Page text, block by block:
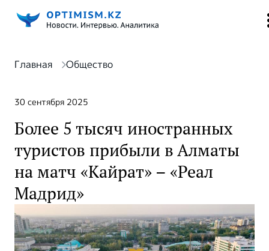
Главная Общество
30 сентября 2025
Более 5 тысяч иностранных
туристов прибыли в Алматы
на матч «Кайрат» – «Реал
Мадрид»